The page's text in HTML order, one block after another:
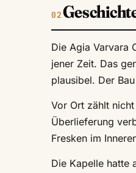
Die Agia Varvara
jener Zeit. Das
plausibel. Der
Vor Ort zählt
Überlieferung
Fresken im
Die Kapelle hatte